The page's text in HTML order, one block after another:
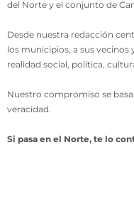
del Norte y el conjunto de
Desde nuestra redacción
los municipios, a sus
realidad social, política,
Nuestro compromiso se
veracidad.
Si pasa en el Norte, te lo